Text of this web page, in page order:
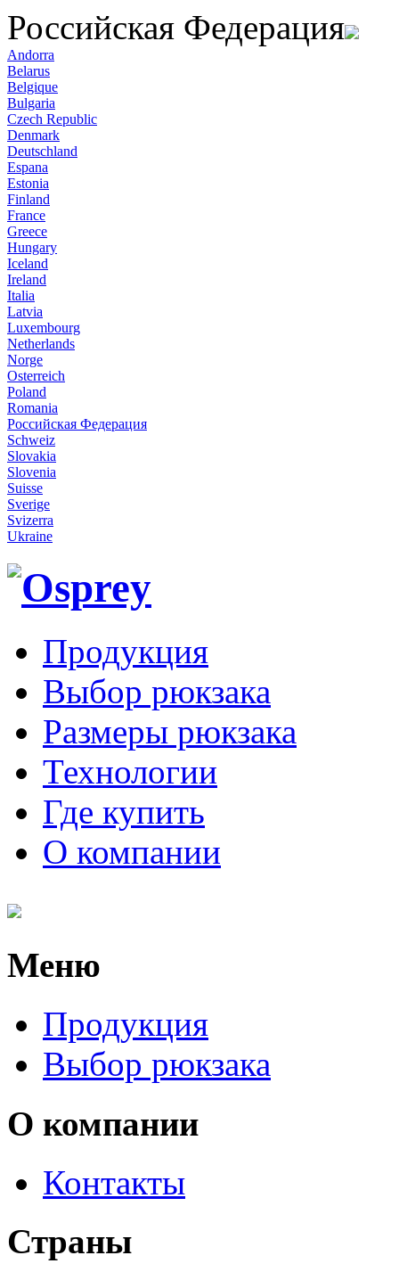
Российская Федерация
Andorra
Belarus
Belgique
Bulgaria
Czech Republic
Denmark
Deutschland
Espana
Estonia
Finland
France
Greece
Hungary
Iceland
Ireland
Italia
Latvia
Luxembourg
Netherlands
Norge
Osterreich
Poland
Romania
Российская Федерация
Schweiz
Slovakia
Slovenia
Suisse
Sverige
Svizerra
Ukraine
Продукция
Выбор рюкзака
Размеры рюкзака
Технологии
Где купить
О компании
Меню
Продукция
Выбор рюкзака
О компании
Контакты
Страны